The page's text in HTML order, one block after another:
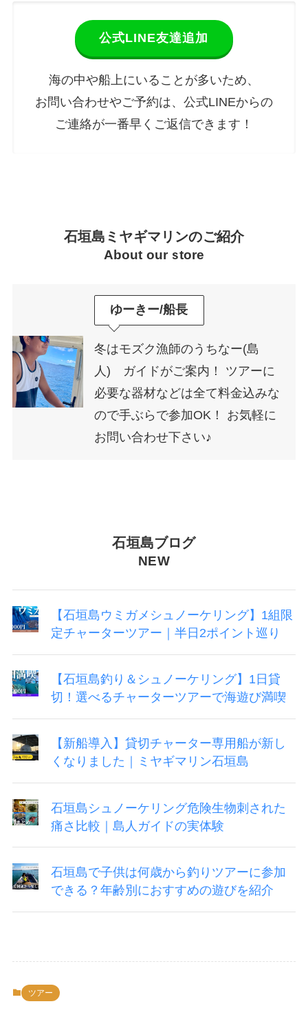
公式LINE友達追加
海の中や船上にいることが多いため、
お問い合わせやご予約は、公式LINEからの
ご連絡が一番早くご返信できます！
石垣島ミヤギマリンのご紹介
About our store
ゆーきー/船長
冬はモズク漁師のうちなー(島
人) ガイドがご案内！ ツアーに
必要な器材などは全て料金込みな
ので手ぶらで参加OK！ お気軽に
お問い合わせ下さい♪
石垣島ブログ
NEW
【石垣島ウミガメシュノーケリング】1組限
定チャーターツアー｜半日2ポイント巡り
【石垣島釣り＆シュノーケリング】1日貸
切！選べるチャーターツアーで海遊び満喫
【新船導入】貸切チャーター専用船が新し
くなりました｜ミヤギマリン石垣島
石垣島シュノーケリング危険生物刺された
痛さ比較｜島人ガイドの実体験
石垣島で子供は何歳から釣りツアーに参加
できる？年齢別におすすめの遊びを紹介
ツアー